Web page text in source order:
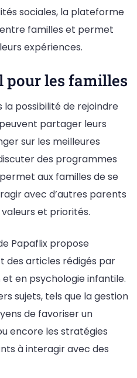
sociales, la plateforme
familles et permet
expériences.
pour les familles
possibilité de rejoindre
partager leurs
sur les meilleures
des programmes
aux familles de se
avec d’autres parents
et priorités.
Papaflix propose
des articles rédigés par
en psychologie infantile.
sujets, tels que la gestion
de favoriser un
encore les stratégies
à interagir avec des